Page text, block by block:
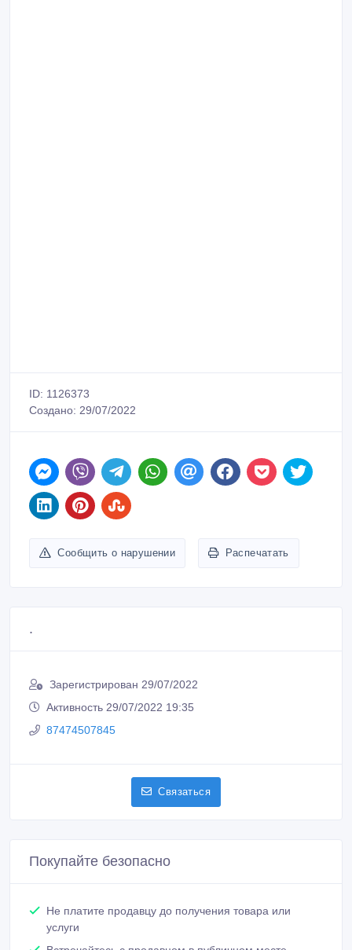
ID: 1126373
Создано: 29/07/2022
Сообщить о нарушении Распечатать
Зарегистрирован 29/07/2022
Активность 29/07/2022 19:35
87474507845
Связаться
Покупайте безопасно
Не платите продавцу до получения товара или
услуги
Встречайтесь с продавцом в публичном месте